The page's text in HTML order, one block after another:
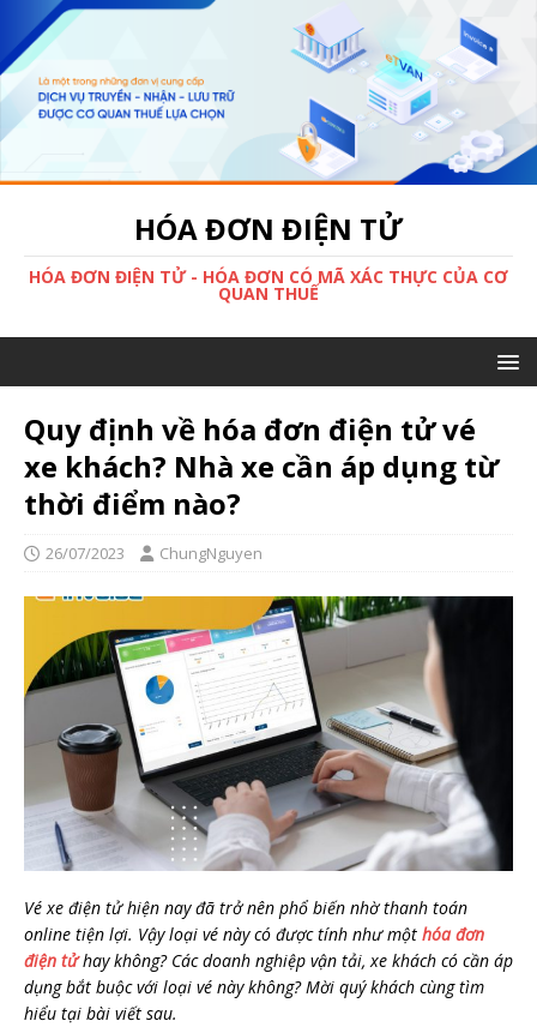
HÓA ĐƠN ĐIỆN TỬ
HÓA ĐƠN ĐIỆN TỬ - HÓA ĐƠN CÓ MÃ XÁC THỰC CỦA CƠ
QUAN THUẾ
Quy định về hóa đơn điện tử vé
xe khách? Nhà xe cần áp dụng từ
thời điểm nào?
26/07/2023 ChungNguyen
Vé xe điện tử hiện nay đã trở nên phổ biến nhờ thanh toán
online tiện lợi. Vậy loại vé này có được tính như một hóa đơn
điện tửhay không? Các doanh nghiệp vận tải, xe khách có cần áp
dụng bắt buộc với loại vé này không? Mời quý khách cùng tìm
hiểu tại bài viết sau.